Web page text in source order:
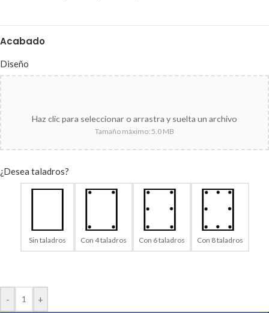
Acabado
Diseño
Haz clic para seleccionar o arrastra y suelta un archivo
Tamaño máximo: 5.0 MB
¿Desea taladros?
Sin taladros Con 4 taladros Con 6 taladros Con 8 taladros
- +